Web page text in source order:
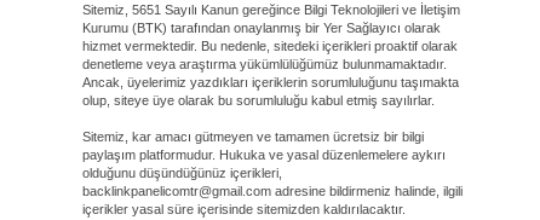
Sitemiz, 5651 Sayılı Kanun gereğince Bilgi Teknolojileri ve İletişim
Kurumu (BTK) tarafından onaylanmış bir Yer Sağlayıcı olarak
hizmet vermektedir. Bu nedenle, sitedeki içerikleri proaktif olarak
denetleme veya araştırma yükümlülüğümüz bulunmamaktadır.
Ancak, üyelerimiz yazdıkları içeriklerin sorumluluğunu taşımakta
olup, siteye üye olarak bu sorumluluğu kabul etmiş sayılırlar.
Sitemiz, kar amacı gütmeyen ve tamamen ücretsiz bir bilgi
paylaşım platformudur. Hukuka ve yasal düzenlemelere aykırı
olduğunu düşündüğünüz içerikleri,
backlinkpanelicomtr@gmail.comadresine bildirmeniz halinde, ilgili
içerikler yasal süre içerisinde sitemizden kaldırılacaktır.